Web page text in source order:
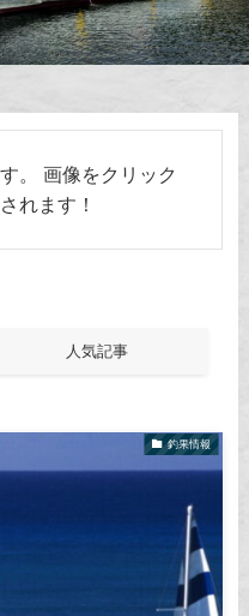
。 画像をクリック
れます！
人気記事
釣果情報